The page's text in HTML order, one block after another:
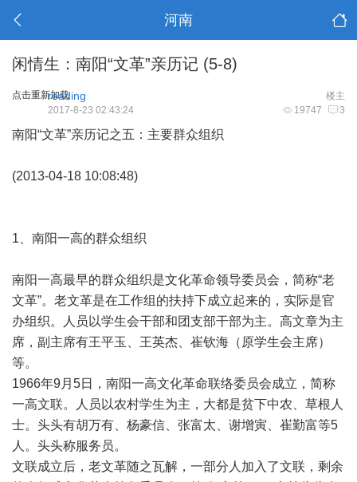
河南
闲情生：南阳“文革”亲历记 (5-8)
点击重新加载 楼主
reading
19747 3
2017-8-23 02:43:24
南阳“文革”亲历记之五：主要群众组织
(2013-04-18 10:08:48)
1、南阳一高的群众组织
南阳一高最早的群众组织是文化革命领导委员会，简称“老
文革”。老文革是在工作组的扶持下成立起来的，实际是官
办组织。人员以学生会干部和团支部干部为主。高文章为主
席，副主席有王平玉、王英杰、崔钦海（原学生会主席）
等。
1966年9月5日，南阳一高文化革命联络委员会成立，简称
一高文联。人员以农村学生为主，大都是贫下中农、草根人
士。头头有胡万有、杨豪信、张富太、谢增寅、崔勤富等5
人。头头称服务员。
文联成立后，老文革随之瓦解，一部分人加入了文联，剩余